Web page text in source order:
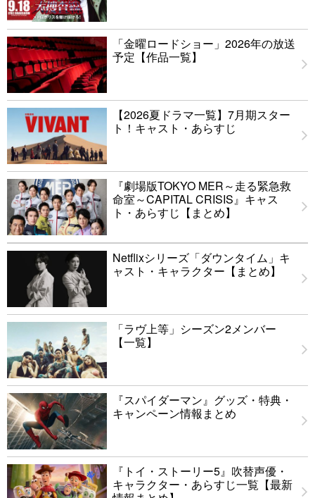
「金曜ロードショー」2026年の放送
予定【作品一覧】
【2026夏ドラマ一覧】7月期スター
ト！キャスト・あらすじ
『劇場版TOKYO MER～走る緊急救
命室～CAPITAL CRISIS』キャス
ト・あらすじ【まとめ】
Netflixシリーズ「ダウンタイム」キ
ャスト・キャラクター【まとめ】
「ラヴ上等」シーズン2メンバー
【一覧】
『スパイダーマン』グッズ・特典・
キャンペーン情報まとめ
『トイ・ストーリー5』吹替声優・
キャラクター・あらすじ一覧【最新